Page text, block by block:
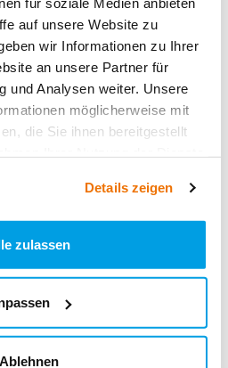
auf unsere Website zu
wir Informationen zu Ihrer
an unsere Partner für
und Analysen weiter. Unsere
möglicherweise mit
die Sie ihnen bereitgestellt
Details zeigen
zulassen
Ablehnen